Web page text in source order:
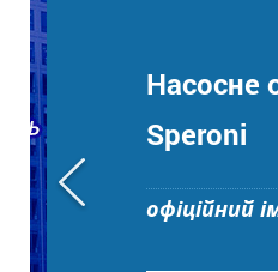
Насосне
Speroni
офіційний